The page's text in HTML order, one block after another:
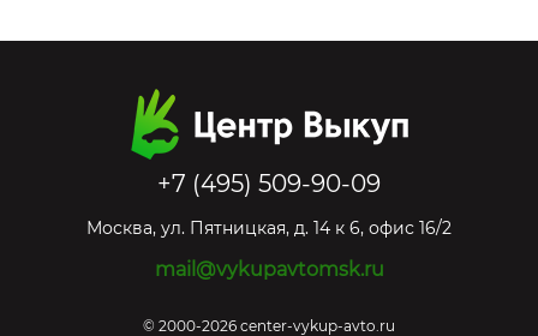
+7 (495) 509-90-09
Москва, ул. Пятницкая, д. 14 к 6, офис 16/2
mail@vykupavtomsk.ru
© 2000-2026 center-vykup-avto.ru